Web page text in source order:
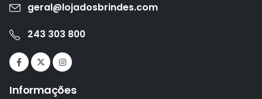
geral@lojadosbrindes.com
243 303 800
Informações